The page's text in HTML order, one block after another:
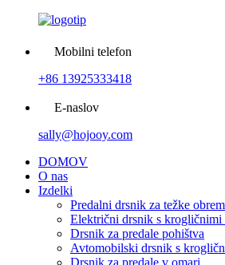
Mobilni telefon
+86 13925333418
E-naslov
sally@hojooy.com
DOMOV
O nas
Izdelki
Predalni drsnik za težke
Električni drsnik s krogličnimi
Drsnik za predale pohištva
Avtomobilski drsnik s
Drsnik za predale v omari